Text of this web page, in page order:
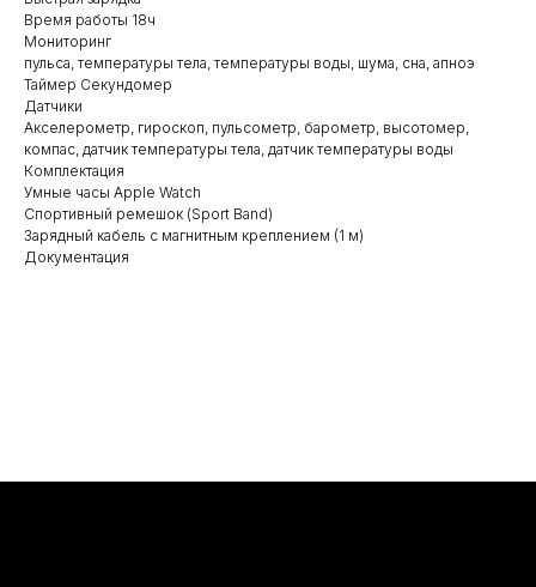
Время работы 18ч
Мониторинг
пульса, температуры тела, температуры воды, шума, сна, апноэ
Таймер Секундомер
Датчики
Акселерометр, гироскоп, пульсометр, барометр, высотомер,
компас, датчик температуры тела, датчик температуры воды
Комплектация
Умные часы Apple Watch
Спортивный ремешок (Sport Band)
Зарядный кабель с магнитным креплением (1 м)
Документация